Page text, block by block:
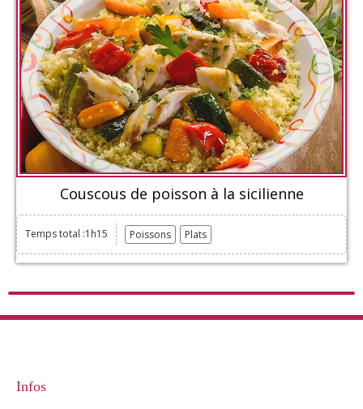
Couscous de poisson à la sicilienne
Temps total :1h15 Poissons Plats
Infos